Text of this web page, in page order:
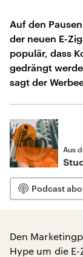
Auf den
der neuen E-
populär, dass
gedrängt
sagt der
Aus
Podcast
Den
Hype um die